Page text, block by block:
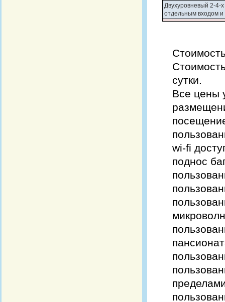
Двухуровневый 2-4-
отдельным входом и
сутки.
Все цены
wi-fi
поднос